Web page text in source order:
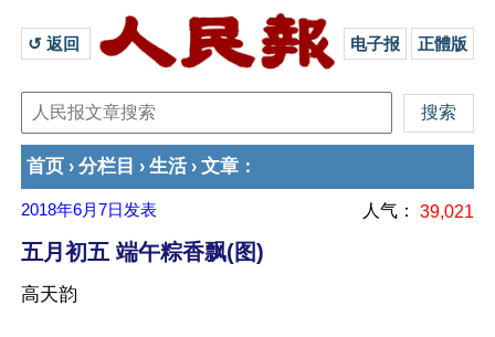
↺ 返回 电子报 正體版
首页 › 分栏目 › 生活 › 文章 ：
2018年6月7日 发表 人气： 39,021
五月初五 端午粽香飘(图)
高天韵